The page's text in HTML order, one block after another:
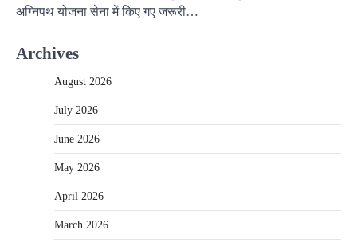
अग्निपथ योजना सेना में किए गए जरूरी…
Archives
August 2026
July 2026
June 2026
May 2026
April 2026
March 2026